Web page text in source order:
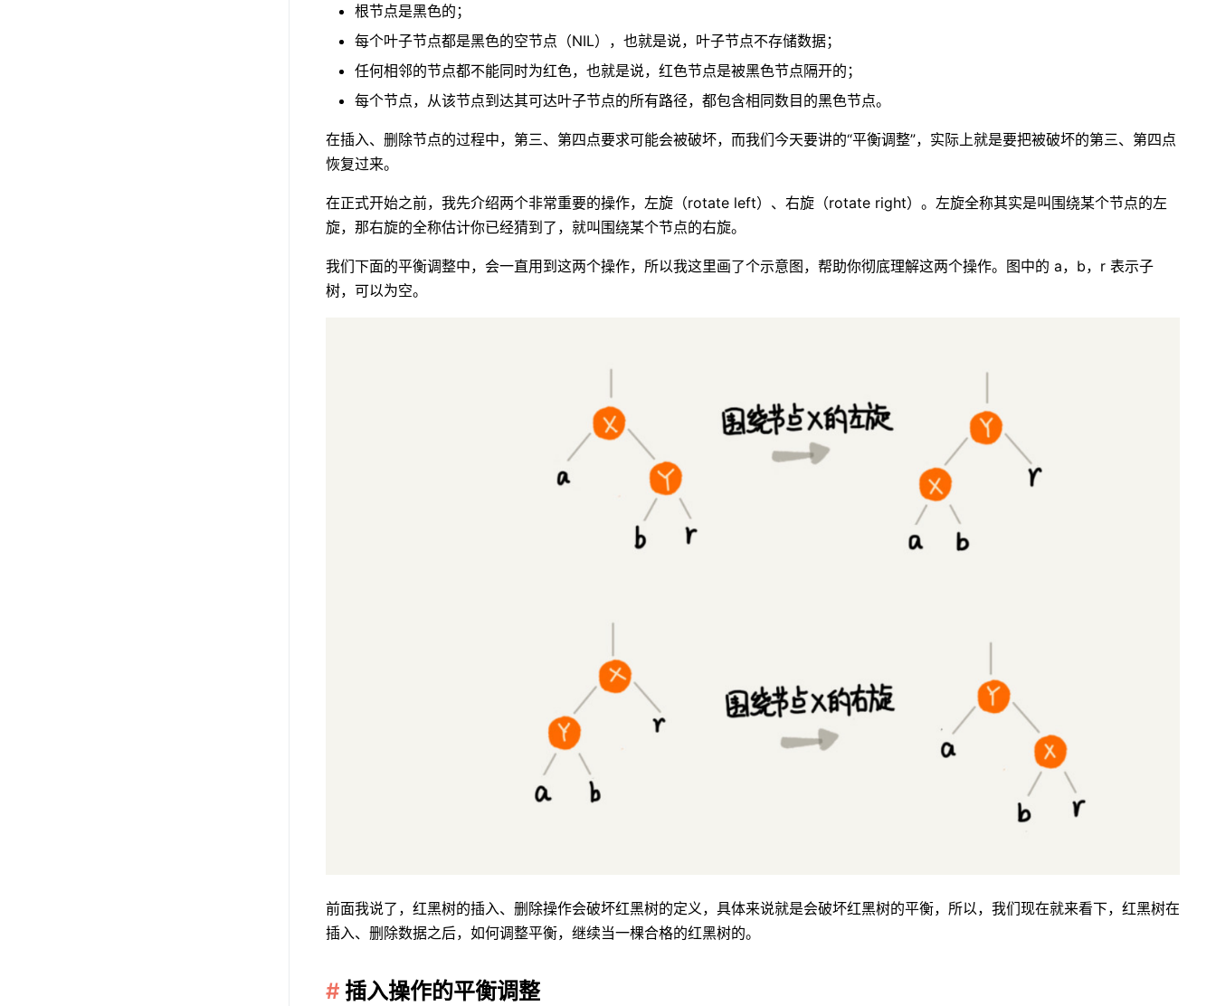
根节点是黑色的；
每个叶子节点都是黑色的空节点（NIL），也就是说，叶子节点不存储数据；
任何相邻的节点都不能同时为红色，也就是说，红色节点是被黑色节点隔开的；
每个节点，从该节点到达其可达叶子节点的所有路径，都包含相同数目的黑色节点。
在插入、删除节点的过程中，第三、第四点要求可能会被破坏，而我们今天要讲的“平衡调整”，实际上就是要把被破坏的第三、第四点
恢复过来。
在正式开始之前，我先介绍两个非常重要的操作，左旋（rotate left）、右旋（rotate right）。左旋全称其实是叫围绕某个节点的左
旋，那右旋的全称估计你已经猜到了，就叫围绕某个节点的右旋。
我们下面的平衡调整中，会一直用到这两个操作，所以我这里画了个示意图，帮助你彻底理解这两个操作。图中的 a，b，r 表示子
树，可以为空。
前面我说了，红黑树的插入、删除操作会破坏红黑树的定义，具体来说就是会破坏红黑树的平衡，所以，我们现在就来看下，红黑树在
插入、删除数据之后，如何调整平衡，继续当一棵合格的红黑树的。
插入操作的平衡调整